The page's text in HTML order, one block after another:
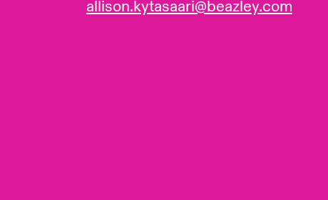
allison.kytasaari@beazley.com